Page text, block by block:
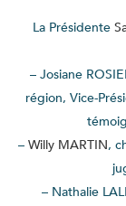
La Présidente
– Josiane
région, Vice-
– Willy MARTIN,
– Nathalie